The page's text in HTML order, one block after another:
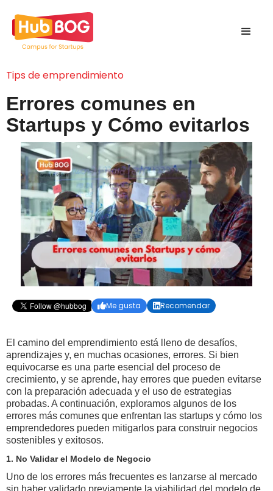
Tips de emprendimiento
Errores comunes en
Startups y Cómo evitarlos
Me gusta Recomendar
El camino del emprendimiento está lleno de desafíos,
aprendizajes y, en muchas ocasiones, errores. Si bien
equivocarse es una parte esencial del proceso de
crecimiento, y se aprende, hay errores que pueden evitarse
con la preparación adecuada y el uso de estrategias
probadas. A continuación, exploramos algunos de los
errores más comunes que enfrentan las startups y cómo los
emprendedores pueden mitigarlos para construir negocios
sostenibles y exitosos.
1. No Validar el Modelo de Negocio
Uno de los errores más frecuentes es lanzarse al mercado